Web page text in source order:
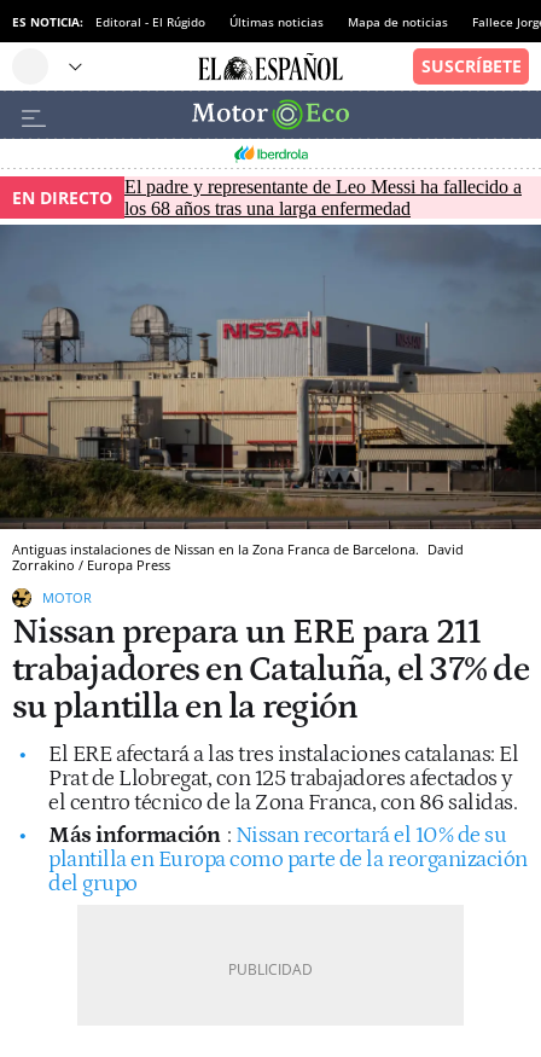
ES NOTICIA: Editoral - El Rúgido Últimas noticias Mapa de noticias Fallece
EN DIRECTO El padre y representante de Leo Messi ha fallecido a
los 68 años tras una larga enfermedad
Antiguas instalaciones de Nissan en la Zona Franca de Barcelona. David
Zorrakino / Europa Press
MOTOR
Nissan prepara un ERE para 211
trabajadores en Cataluña, el 37% de
su plantilla en la región
El ERE afectará a las tres instalaciones catalanas: El
Prat de Llobregat, con 125 trabajadores afectados y
el centro técnico de la Zona Franca, con 86 salidas.
Más información : Nissan recortará el 10% de su
plantilla en Europa como parte de la reorganización
del grupo